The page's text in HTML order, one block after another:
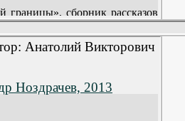
сборник рассказов
качества человеческого
делах чувствуют
Анатолий Викторович
Ноздрачев, 2013